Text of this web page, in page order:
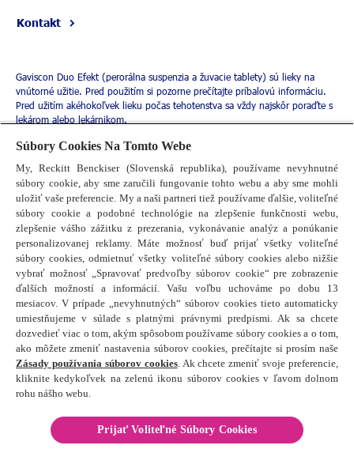
Kontakt
Gaviscon Duo Efekt (perorálna suspenzia a žuvacie tablety) sú lieky na
vnútorné užitie. Pred použitím si pozorne prečítajte príbalovú informáciu.
Pred užitím akéhokoľvek lieku počas tehotenstva sa vždy najskôr poraďte s
lekárom alebo lekárnikom.
© 2026 Reckitt Benckiser – Všetky práva vyhradené
Stratégia ochrany súkromia
Súbory Cookies Na Tomto Webe
My, Reckitt Benckiser (Slovenská republika), používame nevyhnutné
súbory cookie, aby sme zaručili fungovanie tohto webu a aby sme mohli
uložiť vaše preferencie. My a naši partneri tiež používame ďalšie, voliteľné
súbory cookie a podobné technológie na zlepšenie funkčnosti webu,
zlepšenie vášho zážitku z prezerania, vykonávanie analýz a ponúkanie
personalizovanej reklamy. Máte možnosť buď prijať všetky voliteľné
súbory cookies, odmietnuť všetky voliteľné súbory cookies alebo nižšie
vybrať možnosť „Spravovať predvoľby súborov cookie“ pre zobrazenie
ďalších možností a informácií. Vašu voľbu uchováme po dobu 13
mesiacov. V prípade „nevyhnutných“ súborov cookies tieto automaticky
umiestňujeme v súlade s platnými právnymi predpismi. Ak sa chcete
dozvedieť viac o tom, akým spôsobom používame súbory cookies a o tom,
ako môžete zmeniť nastavenia súborov cookies, prečítajte si prosím naše
Zásady používania súborov cookies. Ak chcete zmeniť svoje preferencie,
kliknite kedykoľvek na zelenú ikonu súborov cookies v ľavom dolnom
rohu nášho webu.
Prijať Voliteľné Súbory Cookies